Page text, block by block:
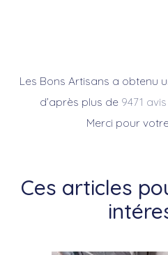
Les Bons Artisans a obtenu
d’après plus de 9471
Merci pour
Ces articles